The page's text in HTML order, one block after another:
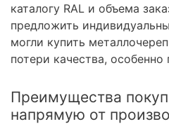
каталогу RAL и объема
предложить
могли купить
потери качества,
Преимущества
напрямую от